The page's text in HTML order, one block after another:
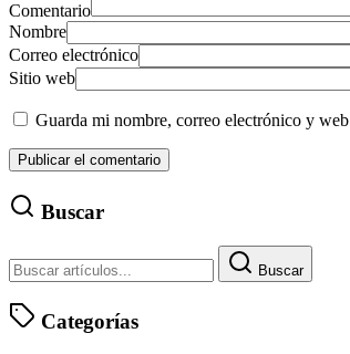
Comentario
Nombre
Correo electrónico
Sitio web
Guarda mi nombre, correo electrónico y
Buscar
Buscar
Categorías